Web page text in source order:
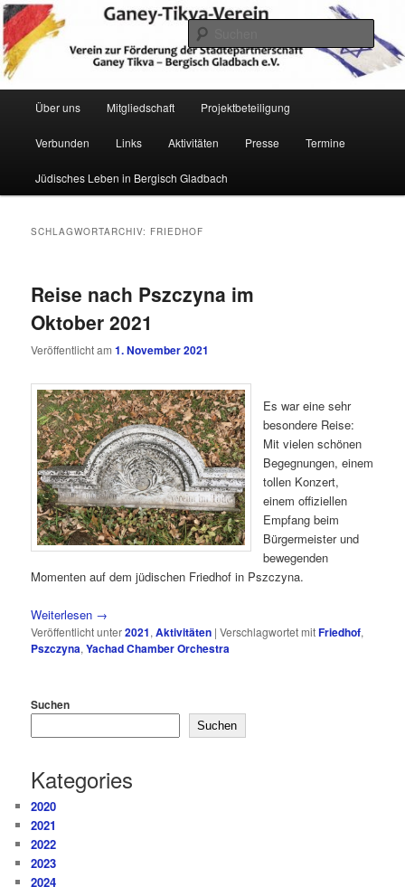
Zum
primären
Inhalt
springen
Zum
sekundären
Inhalt
springen
Ganey Tikva Verein Bergisch
Gladbach
Verein zur Förderung der Städtepartnerschaft Ganey Tikva – Bergisch
Gladbach e. V.
Hauptmenü
Über uns Mitgliedschaft Projektbeteiligung
Verbunden Links Aktivitäten Presse Termine
Jüdisches Leben in Bergisch Gladbach
SCHLAGWORTARCHIV: FRIEDHOF
Reise nach Pszczyna im
Oktober 2021
Veröffentlicht am1. November 2021
Es war eine sehr
besondere Reise:
Mit vielen schönen
Begegnungen, einem
tollen Konzert,
einem offiziellen
Empfang beim
Bürgermeister und
bewegenden
Momenten auf dem jüdischen Friedhof in Pszczyna.
Weiterlesen →
Veröffentlicht unter2021,Aktivitäten |Verschlagwortet mitFriedhof,
Pszczyna,Yachad Chamber Orchestra
Suchen
Suchen
Kategories
2020
2021
2022
2023
2024